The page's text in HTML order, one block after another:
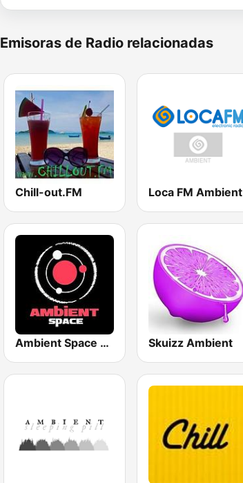
Emisoras de Radio relacionadas
Chill-out.FM Loca FM Ambient
Ambient Space Radio Skuizz Ambient